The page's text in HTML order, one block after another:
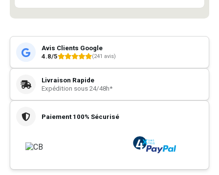
Avis Clients Google
4.8/5
(241 avis)
Livraison Rapide
Expédition sous 24/48h*
Paiement 100% Sécurisé